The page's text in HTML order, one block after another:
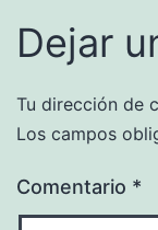
Dejar
Tu dirección de
Los campos
Comentario *